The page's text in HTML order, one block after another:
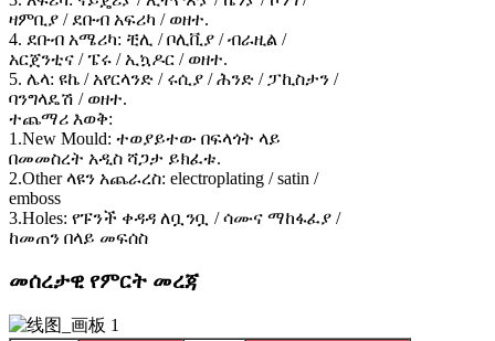
ዛምቢያ / ደቡብ አፍሪካ / ወዘተ.
4. ደቡብ አሜሪካ: ቺሊ / ቦሊቪያ / ብራዚል /
አርጀንቲና / ፔሩ / ኢኳዶር / ወዘተ.
5. ሌላ: ዩኬ / አየርላንድ / ሩሲያ / ሕንድ / ፓኪስታን /
ባንግላዴሽ / ወዘተ.
ተጨማሪ እወቅ:
1.New Mould: ተወያይተው በፍላጎት ላይ
በመመስረት አዲስ ሻጋታ ይክፈቱ.
2.Other ላዩን አጨራረስ: electroplating / satin /
emboss
3.Holes: የፑንች ቀዳዳ ለቧንቧ / ሳሙና ማከፋፈያ /
ከመጠን በላይ መፍሰስ
መሰረታዊ የምርት መረጃ